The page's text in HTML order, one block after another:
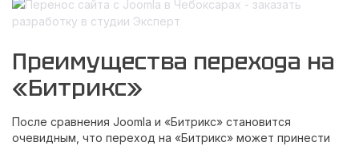
Преимущества перехода на
«Битрикс»
После сравнения Joomla и «Битрикс» становится
очевидным, что переход на «Битрикс» может принести